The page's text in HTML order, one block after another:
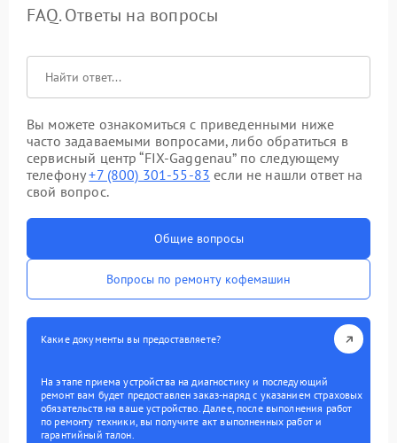
FAQ. Ответы на вопросы
Вы можете ознакомиться с приведенными ниже
часто задаваемыми вопросами, либо обратиться в
сервисный центр “FIX-Gaggenau” по следующему
телефону+7 (800) 301-55-83 если не нашли ответ на
свой вопрос.
Общие вопросы
Вопросы по ремонту кофемашин
Какие документы вы предоставляете?
На этапе приема устройства на диагностику и последующий
ремонт вам будет предоставлен заказ-наряд с указанием страховых
обязательств на ваше устройство. Далее, после выполнения работ
по ремонту техники, вы получите акт выполненных работ и
гарантийный талон.